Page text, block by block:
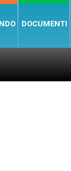
DOCUMENTI
Il